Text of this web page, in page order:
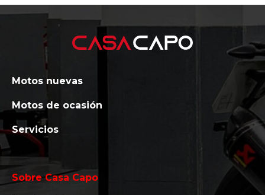
Motos nuevas
Motos de ocasión
Servicios
Sobre Casa Capo